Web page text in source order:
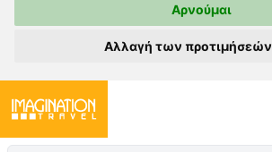
Αρνούμαι
Αλλαγή των